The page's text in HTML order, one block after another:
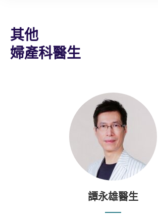
其他
婦產科醫生
譚永雄醫生